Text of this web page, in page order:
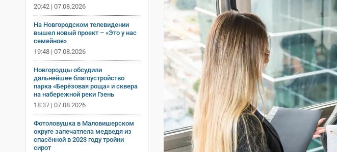
20:42 | 07.08.2026
На Новгородском телевидении
вышел новый проект – «Это у нас
семейное»
19:48 | 07.08.2026
Новгородцы обсудили
дальнейшее благоустройство
парка «Берёзовая роща» и сквера
на набережной реки Гзень
18:37 | 07.08.2026
Фотоловушка в Маловишерском
округе запечатлела медведя из
спасённой в 2023 году тройни
сирот